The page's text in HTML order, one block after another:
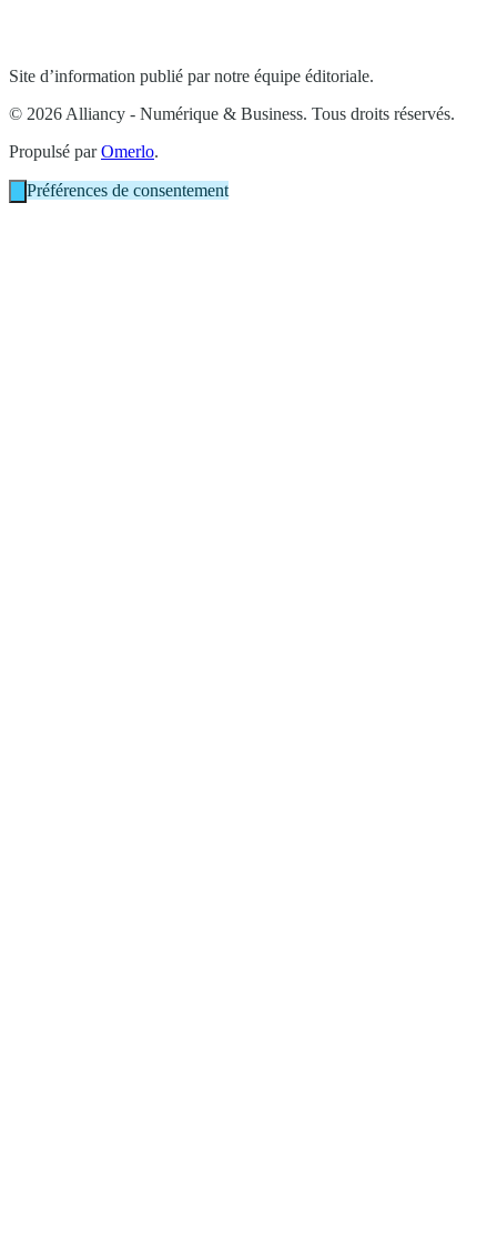
Site d’information publié par notre équipe éditoriale.
© 2026 Alliancy - Numérique & Business. Tous droits réservés.
Propulsé parOmerlo.
Préférences de consentement